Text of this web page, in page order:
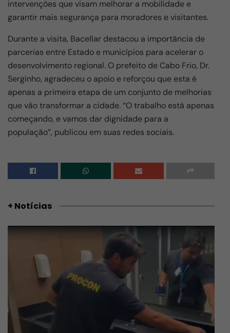
intervenções que visam melhorar a mobilidade e
garantir mais segurança para moradores e visitantes.
Durante a visita, Bacellar destacou a importância de
parcerias entre Estado e municípios para acelerar o
desenvolvimento regional. O prefeito de Cabo Frio, Dr.
Serginho, agradeceu o apoio e reforçou que esta é
apenas a primeira etapa de um conjunto de melhorias
que vão transformar a cidade. “O trabalho está apenas
começando, e vamos dar dignidade para a
população”, publicou em suas redes sociais.
+ Notícias